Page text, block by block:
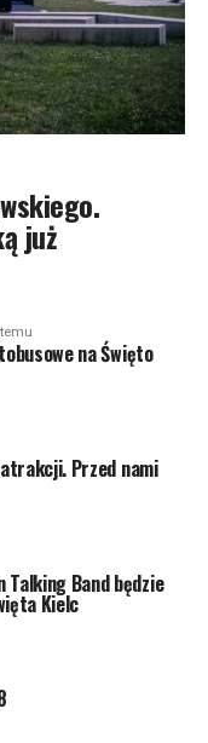
już
na Święto
atrakcji. Przed nami
Talking Band będzie
Kielc